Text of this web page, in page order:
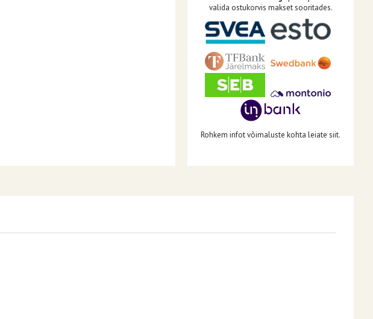
valida ostukorvis makset sooritades.
Rohkem infot võimaluste kohta leiate siit.